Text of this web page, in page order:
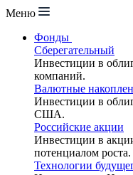
Меню
Фонды
Сберегательный
Инвестиции в
компаний.
Валютные
Инвестиции в
США.
Российские акции
Инвестиции в
потенциалом роста.
Технологии